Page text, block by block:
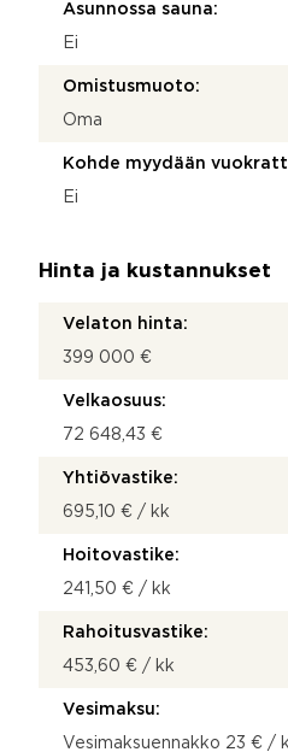
Asunnossa sauna:
Ei
Omistusmuoto:
Oma
Kohde myydään
Ei
Hinta ja kustannukset
Velaton hinta:
399 000 €
Velkaosuus:
72 648,43 €
Yhtiövastike:
695,10 € / kk
Hoitovastike:
241,50 € / kk
Rahoitusvastike:
453,60 € / kk
Vesimaksu:
Vesimaksuennakko 23 € /